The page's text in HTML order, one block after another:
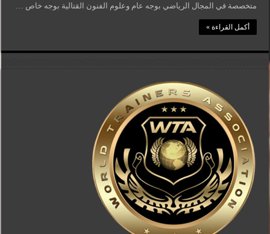
متخصصة في المجال الرياضي بوجه عام وعلوم الفنون القتالية بوجه خاص …
أكمل القراءة »